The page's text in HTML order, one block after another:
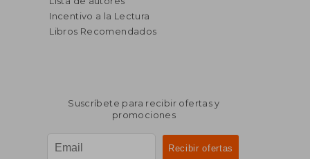
Incentivo a la Lectura
Libros Recomendados
Suscríbete para recibir ofertas y
promociones